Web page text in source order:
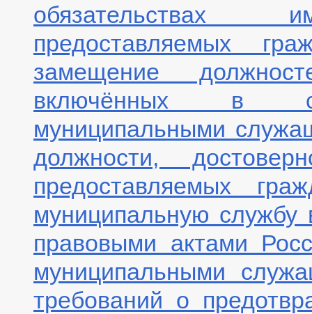
обязательствах
предоставляемых
замещение
включённых в
муниципальными
должности,
предоставляемых
муниципальную службу
правовыми актами
муниципальными
требований о